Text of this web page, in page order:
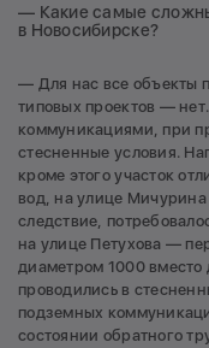
— Какие самые
в Новосибирске?
— Для нас все объекты
типовых проектов —
коммуникациями, при
стесненные условия.
кроме этого участок
вод, на улице
следствие,
на улице Петухова —
диаметром 1000
проводились в
подземных
состоянии обратного